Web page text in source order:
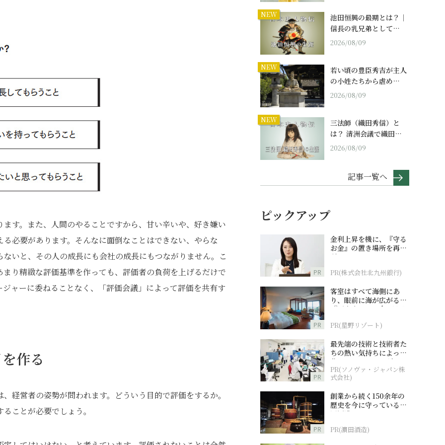
す。また、人間のやることですから、甘い辛いや、好き嫌い
必要があります。そんなに面倒なことはできない、やらな
いと、その人の成長にも会社の成長にもつながりません。こ
り精緻な評価基準を作っても、評価者の負荷を上げるだけで
ャーに委ねることなく、「評価会議」によって評価を共有す
作る
経営者の姿勢が問われます。どういう目的で評価をするか。
ことが必要でしょう。
NEW
池田恒興の最期とは？｜
信長の乳兄弟として…
2026/08/09
NEW
若い頃の豊臣秀吉が主人
の小姓たちから虐め…
2026/08/09
NEW
三法師（織田秀信）と
は？ 清洲会議で織田…
2026/08/09
記事一覧へ
ピックアップ
PR
金利上昇を機に、『守る
お金』の置き場所を再検
討
PR(株式会社北九州銀行)
PR
客室はすべて海側にあ
り、眼前に海が広がる
『西表島ホテル by 星野
PR(星野リゾート)
PR
最先端の技術と技術者た
ちの熱い気持ちによって
作られているオーダーメ
イド補聴器
PR(ソノヴァ・ジャパン株
式会社)
PR
創業から続く150余年の
歴史を今に守っている濵
田酒造
PR(濵田酒造)